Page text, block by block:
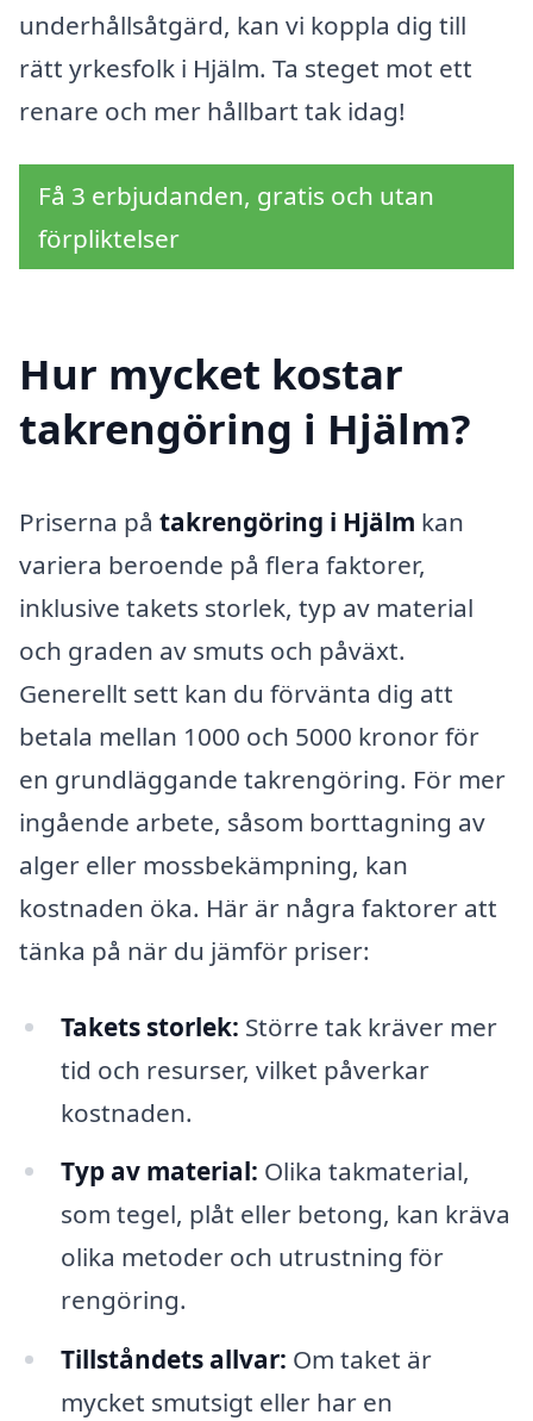
underhållsåtgärd, kan vi koppla dig till
rätt yrkesfolk i Hjälm. Ta steget mot ett
renare och mer hållbart tak idag!
Få 3 erbjudanden, gratis och utan
förpliktelser
Hur mycket kostar
takrengöring i Hjälm?
Priserna på takrengöring i Hjälm kan
variera beroende på flera faktorer,
inklusive takets storlek, typ av material
och graden av smuts och påväxt.
Generellt sett kan du förvänta dig att
betala mellan 1000 och 5000 kronor för
en grundläggande takrengöring. För mer
ingående arbete, såsom borttagning av
alger eller mossbekämpning, kan
kostnaden öka. Här är några faktorer att
tänka på när du jämför priser:
Takets storlek: Större tak kräver mer
tid och resurser, vilket påverkar
kostnaden.
Typ av material: Olika takmaterial,
som tegel, plåt eller betong, kan kräva
olika metoder och utrustning för
rengöring.
Tillståndets allvar: Om taket är
mycket smutsigt eller har en